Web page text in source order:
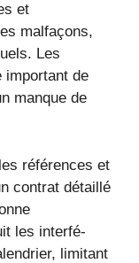
et
malfaçons,
Les
important de
manque de
références et
contrat détaillé
les interfé­
limitant